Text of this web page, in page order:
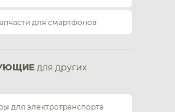
для смартфонов
для других
для электротранспорта